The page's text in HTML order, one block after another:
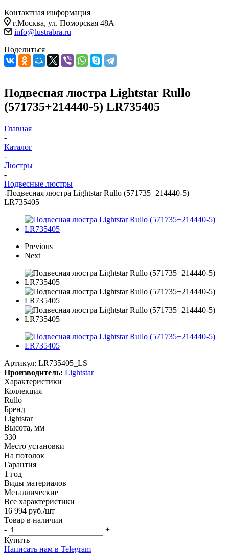
Контактная информация
г.Москва, ул. Поморская 48А
info@lustrabra.ru
Поделиться
Подвесная люстра Lightstar Rullo
(571735+214440-5) LR735405
Главная
-
Каталог
-
Люстры
-
Подвесные люстры
-Подвесная люстра Lightstar Rullo (571735+214440-5)
LR735405
Previous
Next
Артикул: LR735405_LS
Производитель: Lightstar
Характеристики
Коллекция
Rullo
Бренд
Lightstar
Высота, мм
330
Место установки
На потолок
Гарантия
1 год
Виды материалов
Металлические
Все характеристики
16 994 руб./шт
Товар в наличии
-
+
Купить
Написать нам в Telegram